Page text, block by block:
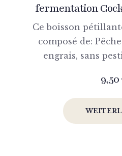
fermentation
Ce boisson
composé de:
engrais, sans
9,50